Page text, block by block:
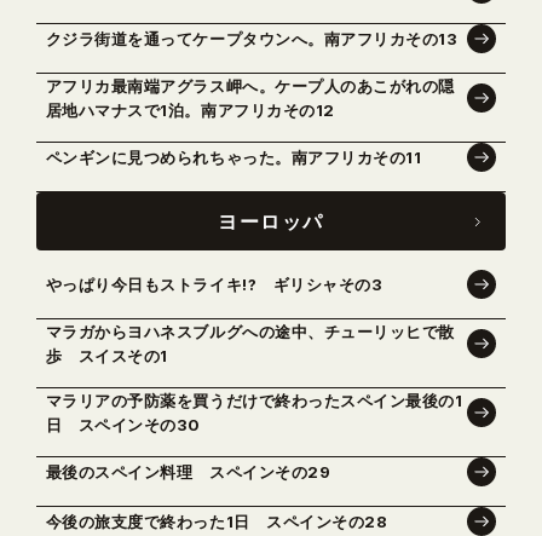
クジラ街道を通ってケープタウンへ。南アフリカその13
アフリカ最南端アグラス岬へ。ケープ人のあこがれの隠
居地ハマナスで1泊。南アフリカその12
ペンギンに見つめられちゃった。南アフリカその11
ヨーロッパ
やっぱり今日もストライキ!? ギリシャその3
マラガからヨハネスブルグへの途中、チューリッヒで散
歩 スイスその1
マラリアの予防薬を買うだけで終わったスペイン最後の1
日 スペインその30
最後のスペイン料理 スペインその29
今後の旅支度で終わった1日 スペインその28